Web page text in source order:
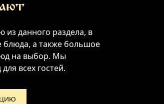
данного раздела, в
блюда, а также большое
на выбор. Мы
всех гостей.